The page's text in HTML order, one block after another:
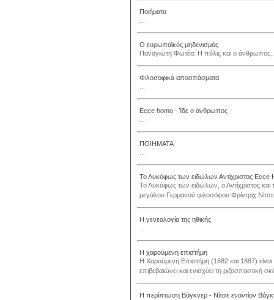
Ποιήματα
Ο ευρωπαϊκός μηδενισμός
Παναγιώτη Φωτέα: Η πόλις και ο
Φιλοσοφικά αποσπάσματα
Ecce homo - Ίδε ο άνθρωπος
ΠΟΙΗΜΑΤΑ
Το Λυκόφως των ειδώλων Αντίχριστος
Το Λυκόφως των ειδώλων, ο Αντίχριστος και
μεγάλου Γερμανού φιλοσόφου Φρίντριχ
Η γενεαλογία της ηθικής
Η χαρούμενη επιστήμη
Η Χαρούμενη Επιστήμη (1882 και 1887) είναι
επιβεβαιώνει και ενισχύει τη ριζοσπαστική
Η περίπτωση Βάγκνερ - Νίτσε εναντίον